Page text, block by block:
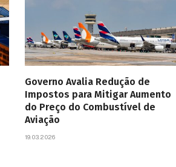
Governo Avalia Redução de
Impostos para Mitigar Aumento
do Preço do Combustível de
Aviação
19.03.2026